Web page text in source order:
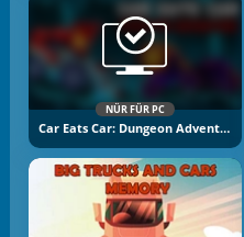
NÜR FÜR PC
Car Eats Car: Dungeon Adventure